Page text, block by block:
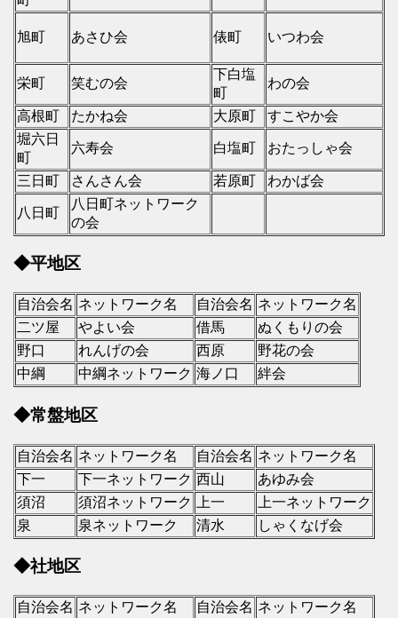
旭町 あさひ会 俵町 いつわ会
栄町 笑むの会
下白塩
町
わの会
高根町 たかね会 大原町
すこやか会
堀六日
町
六寿会 白塩町 おたっしゃ会
三日町 さんさん会 若原町 わかば会
八日町
八日町ネットワーク
の会
◆平地区
自治会名 ネットワーク名 自治会名 ネットワーク名
二ツ屋
やよい会 借馬
ぬくもりの会
野口
れんげの会 西原
野花の会
中綱
中綱ネットワーク 海ノ口 絆会
◆常盤地区
自治会名 ネットワーク名 自治会名 ネットワーク名
下一
下一ネットワーク 西山
あゆみ会
須沼
須沼ネットワーク 上一
上一ネットワーク
泉
泉ネットワーク 清水 しゃくなげ会
◆社地区
自治会名 ネットワーク名 自治会名 ネットワーク名